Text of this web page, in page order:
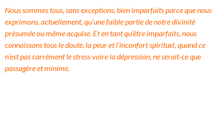
Nous sommes tous, sans exceptions, bien imparfaits parce que nous
exprimons, actuellement, qu’une faible partie de notre divinité
présumée ou même acquise. Et en tant qu’être imparfaits, nous
connaissons tous le doute, la peur et l’inconfort spirituel, quand ce
n’est pas carrément le stress voire la dépression, ne serait-ce que
passagère et minime.